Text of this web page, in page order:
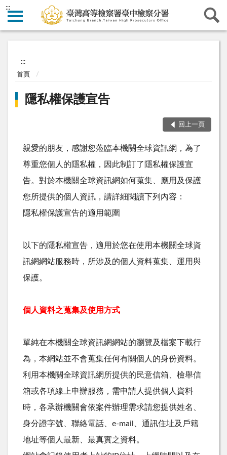
:::
:::
首頁
隱私權保護宣告
回上一頁
親愛的朋友，感謝您蒞臨本機關全球資訊網，為了
尊重您個人的隱私權，因此制訂了隱私權保護宣
告。對於本機關全球資訊網如何蒐集、應用及保護
您所提供的個人資訊，請詳細閱讀下列內容：
隱私權保護宣告的適用範圍
以下的隱私權宣告，適用於您在使用本機關全球資
訊網網站服務時，所涉及的個人資料蒐集、運用與
保護。
個人資料之蒐集及使用方式
單純在本機關全球資訊網網站的瀏覽及檔案下載行
為，本網站並不會蒐集任何有關個人的身份資料。
利用本機關全球資訊網所提供的民意信箱、檢舉信
箱或各項線上申辦服務，需申請人提供個人資料
時，各承辦機關會依案件辦理需求請您提供姓名、
身分證字號、聯絡電話、e-mail、通訊住址及戶籍
地址等個人最新、最真實之資料。